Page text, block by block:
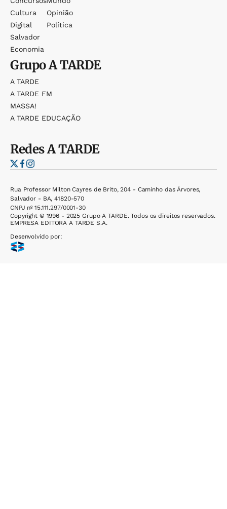
Cultura
Digital
Salvador
Economia
Opinião
Política
GrupoA TARDE
A TARDE
A TARDE FM
MASSA!
A TARDE EDUCAÇÃO
RedesA TARDE
Rua Professor Milton Cayres de Brito, 204 - Caminho das Árvores,
Salvador - BA, 41820-570
CNPJ nº 15.111.297/0001-30
Copyright © 1996 - 2025 Grupo A TARDE. Todos os direitos reservados.
EMPRESA EDITORA A TARDE S.A.
Desenvolvido por: